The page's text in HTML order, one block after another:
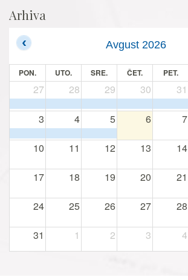
Arhiva
Avgust 2026
PON. UTO. SRE. ČET. PET.
27 28 29 30 31
3 4 5 6 7
10 11 12 13 14
17 18 19 20 21
24 25 26 27 28
31 1 2 3 4